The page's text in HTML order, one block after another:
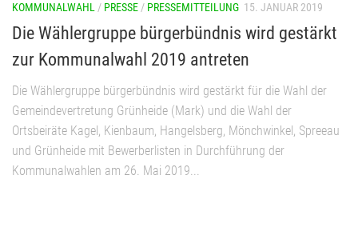
KOMMUNALWAHL / PRESSE / PRESSEMITTEILUNG 15. JANUAR 2019
Die Wählergruppe bürgerbündnis wird gestärkt
zur Kommunalwahl 2019 antreten
Die Wählergruppe bürgerbündnis wird gestärkt für die Wahl der
Gemeindevertretung Grünheide (Mark) und die Wahl der
Ortsbeiräte Kagel, Kienbaum, Hangelsberg, Mönchwinkel, Spreeau
und Grünheide mit Bewerberlisten in Durchführung der
Kommunalwahlen am 26. Mai 2019...